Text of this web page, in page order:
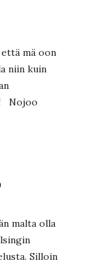
mä oon
niin kuin
Nojoo
malta olla
Silloin